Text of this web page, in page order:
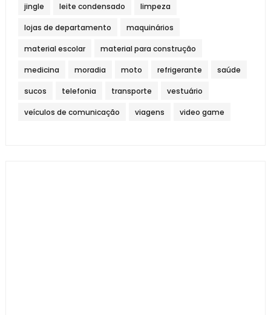
jingle leite condensado limpeza
lojas de departamento maquinários
material escolar material para construção
medicina moradia moto refrigerante saúde
sucos telefonia transporte vestuário
veículos de comunicação viagens video game